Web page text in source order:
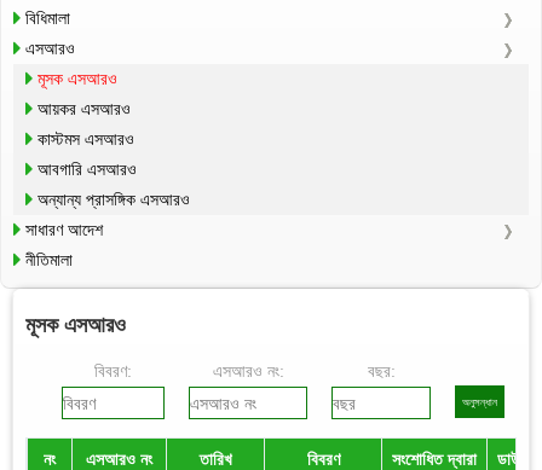
বিধিমালা
এসআরও
মূসক এসআরও
আয়কর এসআরও
কাস্টমস এসআরও
আবগারি এসআরও
অন্যান্য প্রাসঙ্গিক এসআরও
সাধারণ আদেশ
নীতিমালা
মূসক এসআরও
বিবরণ: এসআরও নং: বছর:
নং এসআরও নং তারিখ বিবরণ সংশোধিত দ্বারা